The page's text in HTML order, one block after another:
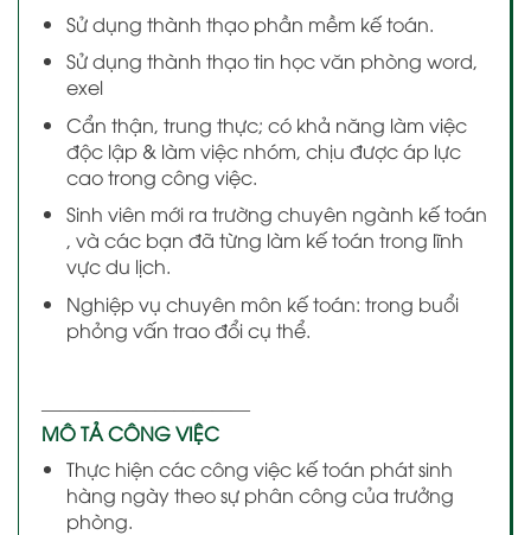
Sử dụng thành thạo phần mềm kế toán.
Sử dụng thành thạo tin học văn phòng word,
exel
Cẩn thận, trung thực; có khả năng làm việc
độc lập & làm việc nhóm, chịu được áp lực
cao trong công việc.
Sinh viên mới ra trường chuyên ngành kế toán
, và các bạn đã từng làm kế toán trong lĩnh
vực du lịch.
Nghiệp vụ chuyên môn kế toán: trong buổi
phỏng vấn trao đổi cụ thể.
———————————
MÔ TẢ CÔNG VIỆC
Thực hiện các công việc kế toán phát sinh
hàng ngày theo sự phân công của trưởng
phòng.